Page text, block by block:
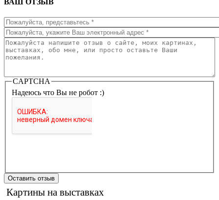
ВАШ ОТЗЫВ
Имя*
Емайл*
Ваш отзыв*
CAPTCHA
Надеюсь что Вы не робот :)
Картины на выставках